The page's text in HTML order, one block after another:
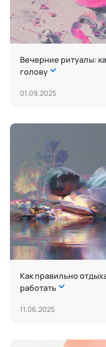
Вечерние ритуалы:
голову
01.09.2025
Как правильно
работать
11.06.2025